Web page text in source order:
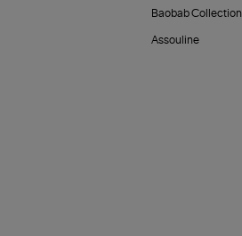
Baobab Collection
Assouline